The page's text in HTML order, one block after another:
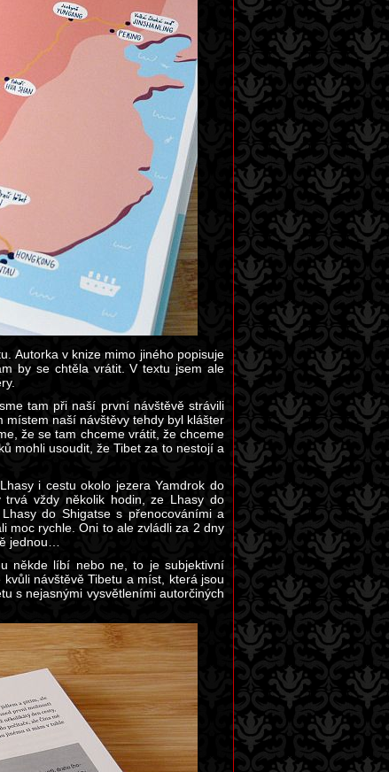
Autorka v knize mimo jiného popisuje
by se chtěla vrátit. V textu jsem ale
tam při naší první návštěvě strávili
místem naší návštěvy tehdy byl klášter
že se tam chceme vrátit, že chceme
mohli usoudit, že Tibet za to nestojí a
i cestu okolo jezera Yamdrok do
vždy několik hodin, ze Lhasy do
do Shigatse s přenocováními a
moc rychle. Oni to ale zvládli za 2 dny
jednou…
někde líbí nebo ne, to je subjektivní
návštěvě Tibetu a míst, která jsou
s nejasnými vysvětleními autorčiných